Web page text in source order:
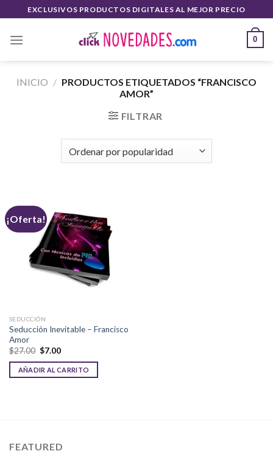
al
contenido
EXCLUSIVOS PRODUCTOS DIGITALES AL MEJOR PRECIO
0
INICIO / PRODUCTOS ETIQUETADOS “FRANCISCO
AMOR”
FILTRAR
¡Oferta!
SEDUCCIÓN
Seducción Inevitable – Francisco
Amor
$27.00 El
original
era:
$7.00El
actual
es:
AÑADIR AL CARRITO
FEATURED